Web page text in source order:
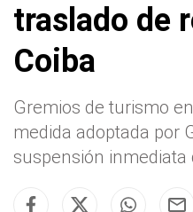
traslado de
Coiba
Gremios de turismo
medida adoptada por
suspensión inmediata